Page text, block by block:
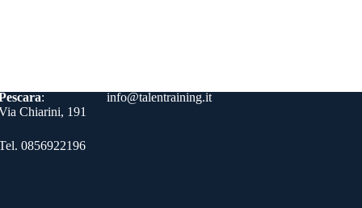
info@talentraining.it
:
Chiarini, 191
0856922196